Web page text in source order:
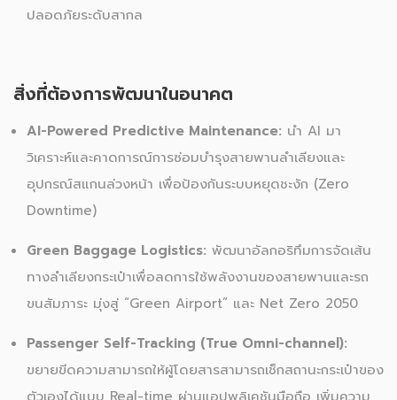
ปลอดภัยระดับสากล
สิ่งที่ต้องการพัฒนาในอนาคต
AI-Powered Predictive Maintenance: นำ AI มา
วิเคราะห์และคาดการณ์การซ่อมบำรุงสายพานลำเลียงและ
อุปกรณ์สแกนล่วงหน้า เพื่อป้องกันระบบหยุดชะงัก (Zero
Downtime)
Green Baggage Logistics: พัฒนาอัลกอริทึมการจัดเส้น
ทางลำเลียงกระเป๋าเพื่อลดการใช้พลังงานของสายพานและรถ
ขนสัมภาระ มุ่งสู่ “Green Airport” และ Net Zero 2050
Passenger Self-Tracking (True Omni-channel):
ขยายขีดความสามารถให้ผู้โดยสารสามารถเช็กสถานะกระเป๋าของ